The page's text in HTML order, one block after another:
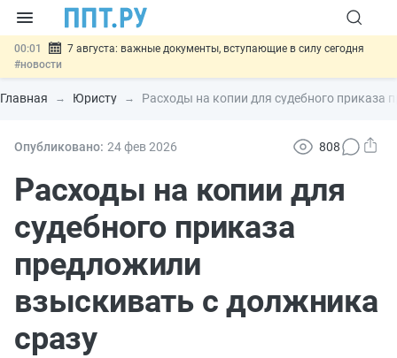
00:01
7 августа: важные документы, вступающие в силу сегодня
#новости
06.08 Минпромторг предложил запретить смешанные лоты
электроники в госзакупках#новости
06.08 Возврат денег за риелторские услуги при недействительных
06.08
банковской гарантией#новости
Главная Юристу Расходы на копии для судебного приказа
Опубликовано: 24 фев2026 808
Расходы на копии для
судебного приказа
предложили
взыскивать с должника
сразу